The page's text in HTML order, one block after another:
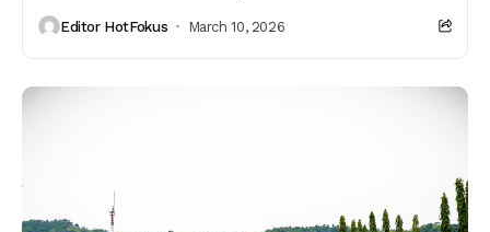
Editor HotFokus March 10, 2026